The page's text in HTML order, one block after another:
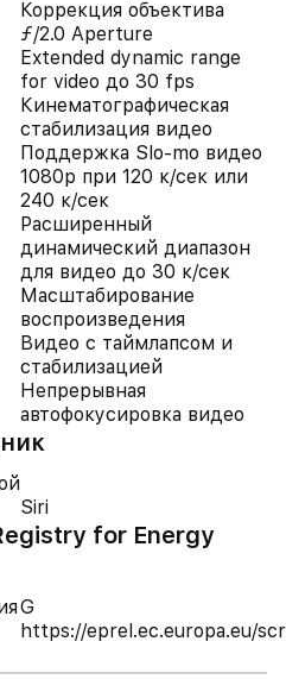
Коррекция объектива
ƒ/2.0 Aperture
Extended dynamic range
for video до 30 fps
Кинематографическая
стабилизация видео
Поддержка Slo-mo видео
1080p при 120 к/сек или
240 к/сек
Расширенный
динамический диапазон
для видео до 30 к/сек
Масштабирование
воспроизведения
Видео с таймлапсом и
стабилизацией
Непрерывная
автофокусировка видео
Siri
for Energy
G
https://eprel.ec.europa.eu/